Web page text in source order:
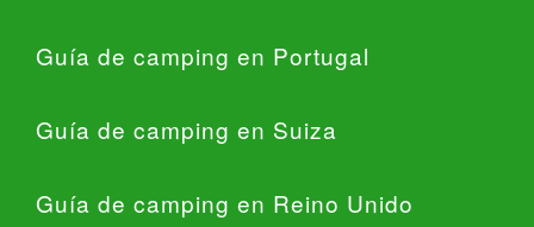
Guía de camping en Portugal
Guía de camping en Suiza
Guía de camping en Reino Unido